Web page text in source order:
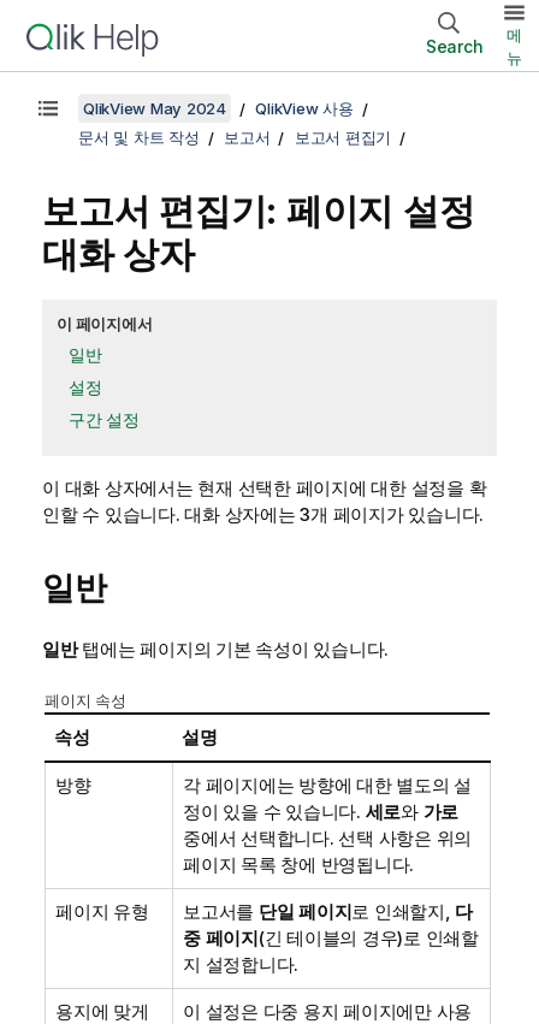
Search
메
뉴
QlikView May 2024
QlikView 사용
문서 및 차트 작성
보고서 보고서 편집기
보고서 편집기: 페이지 설정
대화 상자
이 페이지에서
일반
설정
구간 설정
이 대화 상자에서는 현재 선택한 페이지에 대한 설정을 확
인할 수 있습니다. 대화 상자에는 3개 페이지가 있습니다.
일반
일반탭에는 페이지의 기본 속성이 있습니다.
페이지 속성
속성 설명
방향
각 페이지에는 방향에 대한 별도의 설
정이 있을 수 있습니다. 세로와 가로
중에서 선택합니다. 선택 사항은 위의
페이지 목록 창에 반영됩니다.
페이지 유형 보고서를 단일 페이지로 인쇄할지, 다
중 페이지(긴 테이블의 경우)로 인쇄할
지 설정합니다.
용지에 맞게
이 설정은 다중 용지 페이지에만 사용